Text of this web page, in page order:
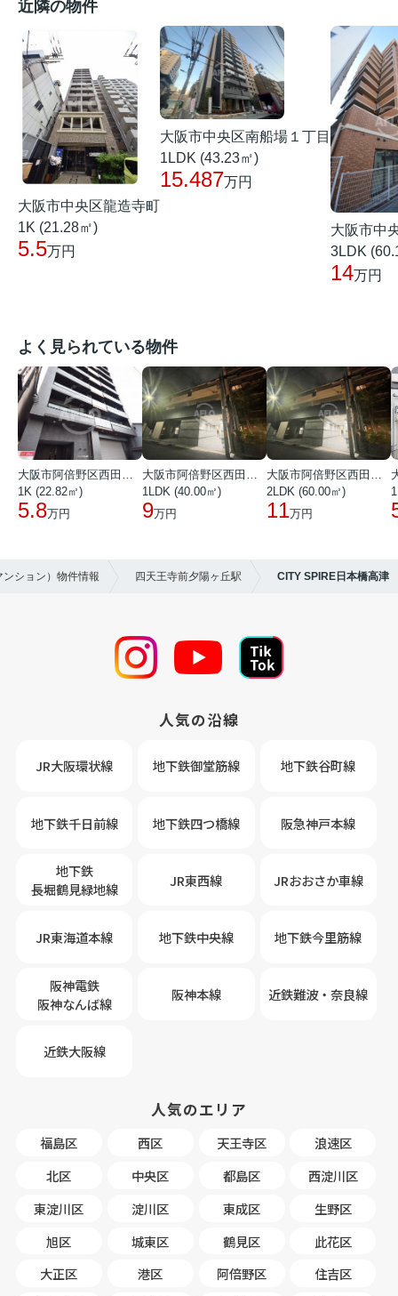
近隣の物件
大阪市中央区龍造寺町
1K (21.28㎡)
5.5万円
大阪市中央区南船場１丁目
1LDK (43.23㎡)
15.487万円
大阪市中
3LDK
14万円
よく見られている物件
1K (22.82㎡)
5.8万円
1LDK (40.00㎡)
9万円
2LDK (60.00㎡)
11万円
ション）物件情報 四天王寺前夕陽ヶ丘駅 CITY SPIRE日本橋高津
人気の沿線
JR大阪環状線 地下鉄御堂筋線 地下鉄谷町線
地下鉄千日前線 地下鉄四つ橋線 阪急神戸本線
地下鉄
長堀鶴見緑地線
JR東西線 JRおおさか車線
JR東海道本線 地下鉄中央線 地下鉄今里筋線
阪神電鉄
阪神なんば線
阪神本線 近鉄難波・奈良線
近鉄大阪線
人気のエリア
福島区 西区 天王寺区
浪速区
北区
中央区 都島区
西淀川区
東淀川区
淀川区 東成区
生野区
旭区
城東区 鶴見区
此花区
大正区
港区 阿倍野区
住吉区